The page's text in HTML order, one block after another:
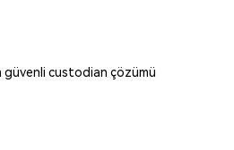
güvenli custodian çözümü